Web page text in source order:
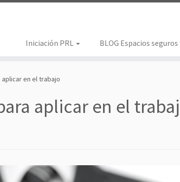
Iniciación PRL BLOG Espacios
en el trabajo
aplicar en el